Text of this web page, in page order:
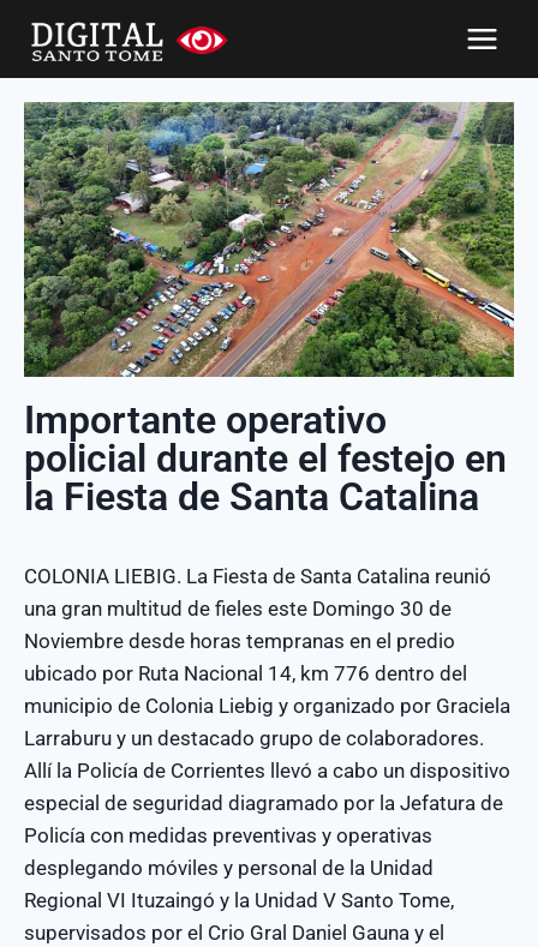
Importante operativo
policial durante el festejo en
la Fiesta de Santa Catalina
COLONIA LIEBIG. La Fiesta de Santa Catalina reunió
una gran multitud de fieles este Domingo 30 de
Noviembre desde horas tempranas en el predio
ubicado por Ruta Nacional 14, km 776 dentro del
municipio de Colonia Liebig y organizado por Graciela
Larraburu y un destacado grupo de colaboradores.
Allí la Policía de Corrientes llevó a cabo un dispositivo
especial de seguridad diagramado por la Jefatura de
Policía con medidas preventivas y operativas
desplegando móviles y personal de la Unidad
Regional VI Ituzaingó y la Unidad V Santo Tome,
supervisados por el Crio Gral Daniel Gauna y el